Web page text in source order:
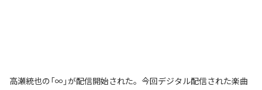
高瀬統也の「∞」が配信開始された。今回デジタル配信された楽曲